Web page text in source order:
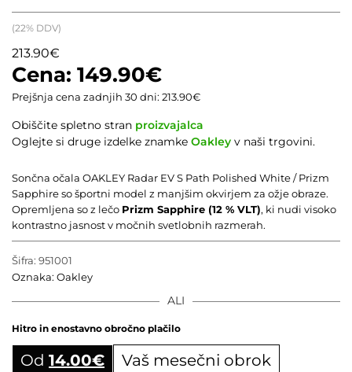
149.90€
213.90€
(22% DDV)
Prejšnja cena zadnjih 30 dni: 213.90€
Sončna očala OAKLEY Radar EV S Path Polished White / Prizm
Sapphire so športni model z manjšim okvirjem za ožje obraze.
Opremljena so z lečo Prizm Sapphire (12 % VLT), ki nudi visoko
kontrastno jasnost v močnih svetlobnih razmerah.
ALI
Hitro in enostavno obročno plačilo
Od 14.00€ Vaš mesečni obrok
Obiščite spletno stran proizvajalca
Oglejte si druge izdelke znamke Oakley v naši trgovini.
Šifra: 951001
Oznaka: Oakley